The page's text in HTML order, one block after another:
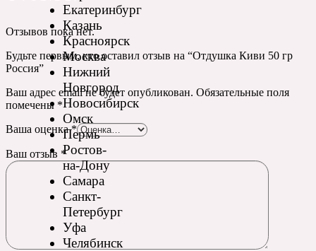
Екатеринбург
Казань
Красноярск
Москва
Нижний
Новгород
Новосибирск
Омск
Пермь
Ростов-
на-Дону
Самара
Санкт-
Петербург
Уфа
Челябинск
Отзывов пока нет.
Будьте первым, кто оставил отзыв на “Отдушка Киви 50 гр
Россия”
Ваш адрес email не будет опубликован. Обязательные поля
помечены *
Ваша оценка*
Ваш отзыв *